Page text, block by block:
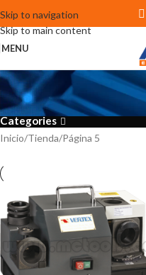
Skip to navigation
Skip to main content
MENU
Tienda
Categories
Inicio Tienda Página 5